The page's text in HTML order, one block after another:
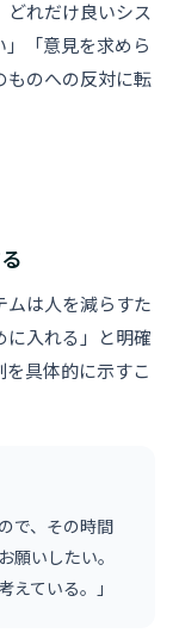
どれだけ良いシス
「意見を求めら
ものへの反対に転
ムは人を減らすた
に入れる」と明確
具体的に示すこ
で、その時間
願いしたい。
ている。」